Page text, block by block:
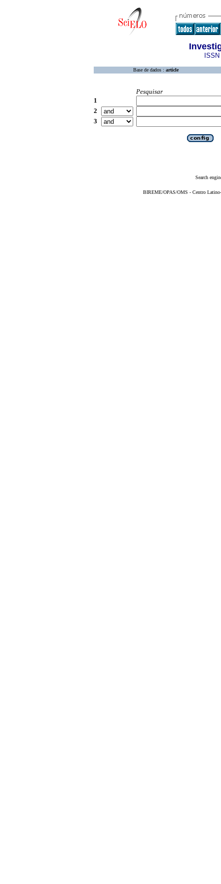
Base de dados : article
Pesquisar
1
2
3
Search
BIREME/OPAS/OMS - Centro Latino-